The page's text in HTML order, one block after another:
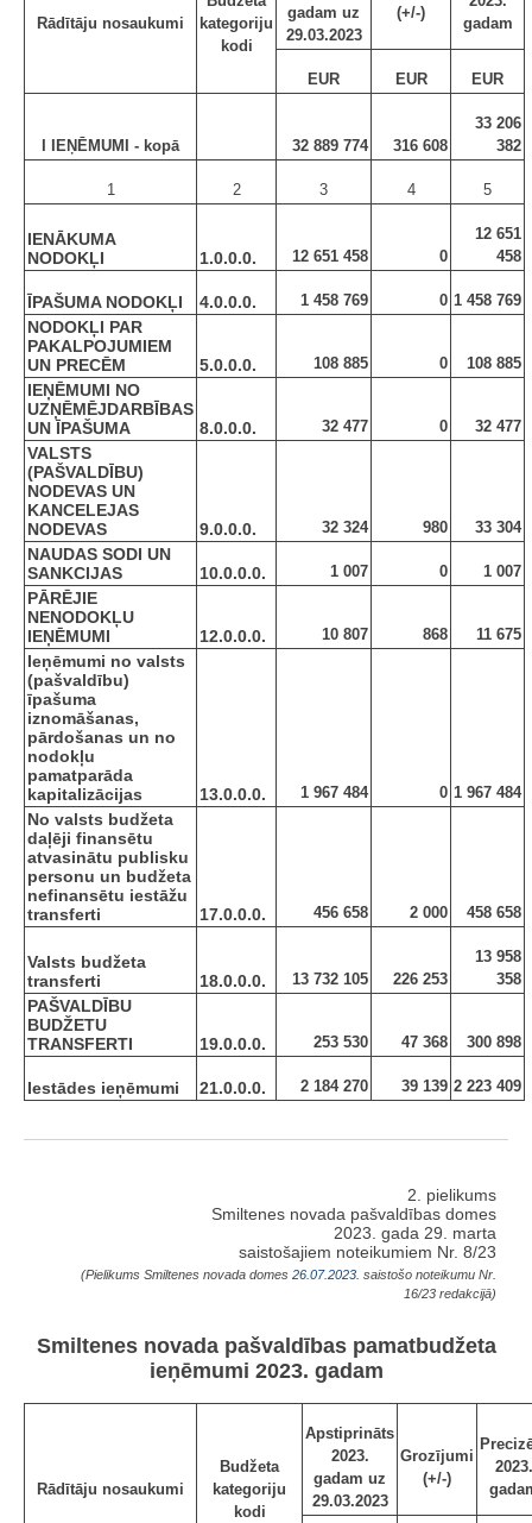
Rādītāju nosaukumi
kategoriju
kodi
gadam uz
29.03.2023
(+/-)
gadam
EUR EUR EUR
I IEŅĒMUMI - kopā 32 889 774 316 608
33 206
382
1 2 3 4 5
IENĀKUMA
NODOKĻI
1.0.0.0. 12 651 458 0
12 651
458
ĪPAŠUMA NODOKĻI 4.0.0.0. 1 458 769 0 1 458 769
NODOKĻI PAR
PAKALPOJUMIEM
UN PRECĒM
5.0.0.0. 108 885 0 108 885
IEŅĒMUMI NO
UZŅĒMĒJDARBĪBAS
UN ĪPAŠUMA
8.0.0.0. 32 477 0 32 477
VALSTS
(PAŠVALDĪBU)
NODEVAS UN
KANCELEJAS
NODEVAS
9.0.0.0. 32 324 980 33 304
NAUDAS SODI UN
SANKCIJAS
10.0.0.0. 1 007 0 1 007
PĀRĒJIE
NENODOKĻU
IEŅĒMUMI
12.0.0.0. 10 807 868 11 675
Ieņēmumi no valsts
(pašvaldību)
īpašuma
iznomāšanas,
pārdošanas un no
nodokļu
pamatparāda
kapitalizācijas
13.0.0.0. 1 967 484 0 1 967 484
No valsts budžeta
daļēji finansētu
atvasinātu publisku
personu un budžeta
nefinansētu iestāžu
transferti
17.0.0.0. 456 658 2 000 458 658
Valsts budžeta
transferti
18.0.0.0. 13 732 105 226 253
13 958
358
PAŠVALDĪBU
BUDŽETU
TRANSFERTI
19.0.0.0. 253 530 47 368 300 898
Iestādes ieņēmumi 21.0.0.0. 2 184 270 39 139 2 223 409
2. pielikums
Smiltenes novada pašvaldības domes
2023. gada 29. marta
saistošajiem noteikumiem Nr. 8/23
(Pielikums Smiltenes novada domes 26.07.2023. saistošo noteikumu Nr.
16/23 redakcijā)
Smiltenes novada pašvaldības pamatbudžeta
ieņēmumi 2023. gadam
Rādītāju nosaukumi
Budžeta
kategoriju
kodi
Apstiprināts
2023.
gadam uz
29.03.2023
Grozījumi
(+/-)
2023.